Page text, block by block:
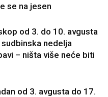
se na jesen
od 3. do 10. avgusta
nedelja
– ništa više neće biti
od 3. avgusta do 17.